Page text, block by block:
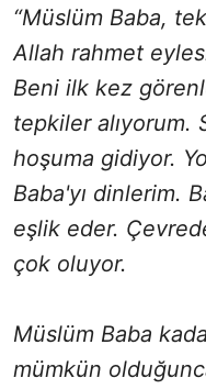
“Müslüm Baba,
Allah rahmet
Beni ilk kez
tepkiler alıyorum.
hoşuma gidiyor.
Baba'yı dinlerim.
eşlik eder.
çok oluyor.
Müslüm Baba
mümkün